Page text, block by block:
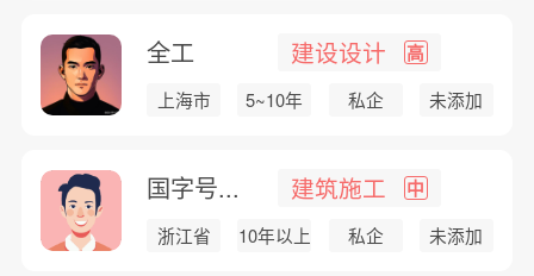
全工 建设设计 高
上海市 5~10年 私企 未添加
国字号... 建筑施工 中
浙江省 10年以上 私企 未添加